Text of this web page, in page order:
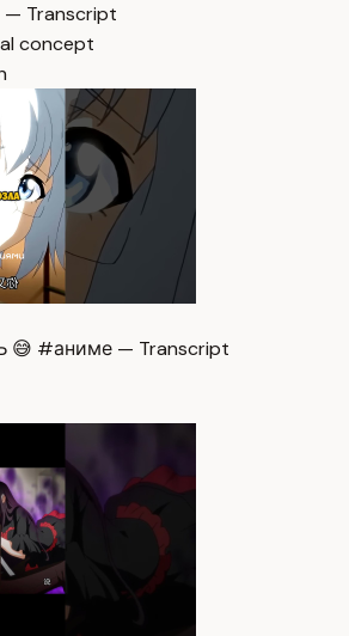
— Transcript
concept
#аниме — Transcript